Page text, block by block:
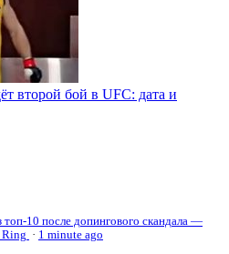
второй бой в UFC: дата и
10 после допингового скандала —
Ring · 1 minute ago